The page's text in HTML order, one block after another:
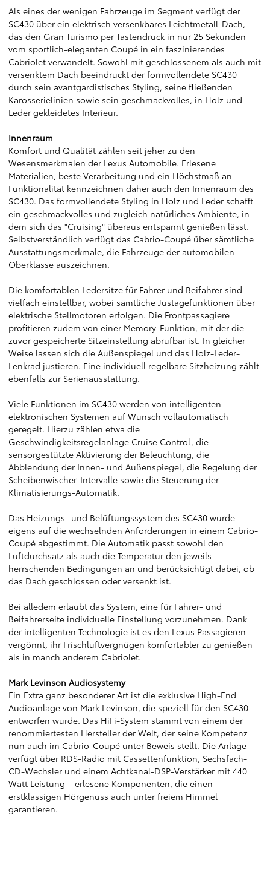
Als eines der wenigen Fahrzeuge im Segment verfügt der
SC430 über ein elektrisch versenkbares Leichtmetall-Dach,
das den Gran Turismo per Tastendruck in nur 25 Sekunden
vom sportlich-eleganten Coupé in ein faszinierendes
Cabriolet verwandelt. Sowohl mit geschlossenem als auch mit
versenktem Dach beeindruckt der formvollendete SC430
durch sein avantgardistisches Styling, seine fließenden
Karosserielinien sowie sein geschmackvolles, in Holz und
Leder gekleidetes Interieur.
Innenraum
Komfort und Qualität zählen seit jeher zu den
Wesensmerkmalen der Lexus Automobile. Erlesene
Materialien, beste Verarbeitung und ein Höchstmaß an
Funktionalität kennzeichnen daher auch den Innenraum des
SC430. Das formvollendete Styling in Holz und Leder schafft
ein geschmackvolles und zugleich natürliches Ambiente, in
dem sich das "Cruising" überaus entspannt genießen lässt.
Selbstverständlich verfügt das Cabrio-Coupé über sämtliche
Ausstattungsmerkmale, die Fahrzeuge der automobilen
Oberklasse auszeichnen.
Die komfortablen Ledersitze für Fahrer und Beifahrer sind
vielfach einstellbar, wobei sämtliche Justagefunktionen über
elektrische Stellmotoren erfolgen. Die Frontpassagiere
profitieren zudem von einer Memory-Funktion, mit der die
zuvor gespeicherte Sitzeinstellung abrufbar ist. In gleicher
Weise lassen sich die Außenspiegel und das Holz-Leder-
Lenkrad justieren. Eine individuell regelbare Sitzheizung zählt
ebenfalls zur Serienausstattung.
Viele Funktionen im SC430 werden von intelligenten
elektronischen Systemen auf Wunsch vollautomatisch
geregelt. Hierzu zählen etwa die
Geschwindigkeitsregelanlage Cruise Control, die
sensorgestützte Aktivierung der Beleuchtung, die
Abblendung der Innen- und Außenspiegel, die Regelung der
Scheibenwischer-Intervalle sowie die Steuerung der
Klimatisierungs-Automatik.
Das Heizungs- und Belüftungssystem des SC430 wurde
eigens auf die wechselnden Anforderungen in einem Cabrio-
Coupé abgestimmt. Die Automatik passt sowohl den
Luftdurchsatz als auch die Temperatur den jeweils
herrschenden Bedingungen an und berücksichtigt dabei, ob
das Dach geschlossen oder versenkt ist.
Bei alledem erlaubt das System, eine für Fahrer- und
Beifahrerseite individuelle Einstellung vorzunehmen. Dank
der intelligenten Technologie ist es den Lexus Passagieren
vergönnt, ihr Frischluftvergnügen komfortabler zu genießen
als in manch anderem Cabriolet.
Mark Levinson Audiosystemy
Ein Extra ganz besonderer Art ist die exklusive High-End
Audioanlage von Mark Levinson, die speziell für den SC430
entworfen wurde. Das HiFi-System stammt von einem der
renommiertesten Hersteller der Welt, der seine Kompetenz
nun auch im Cabrio-Coupé unter Beweis stellt. Die Anlage
verfügt über RDS-Radio mit Cassettenfunktion, Sechsfach-
CD-Wechsler und einem Achtkanal-DSP-Verstärker mit 440
Watt Leistung – erlesene Komponenten, die einen
erstklassigen Hörgenuss auch unter freiem Himmel
garantieren.